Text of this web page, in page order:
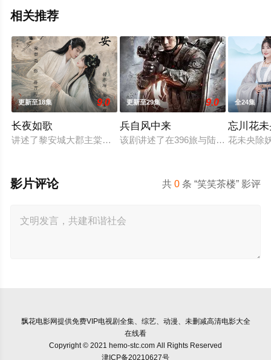
相关推荐
更新至18集 9.0
长夜如歌
讲述了黎安城大郡主棠溪槿与烈云峥之间曲折动人的情感，以
更新至29集 9.0
兵自风中来
该剧讲述了在396旅与陆军步兵学院
全24集
忘川花
花未央除
共0 条 “笑笑茶楼” 影评
影片评论
飘花电影网提供免费VIP电视剧全集、综艺、动漫、未删减高清电影大全
在线看
Copyright © 2021 hemo-stc.com All Rights Reserved
津ICP备20210627号